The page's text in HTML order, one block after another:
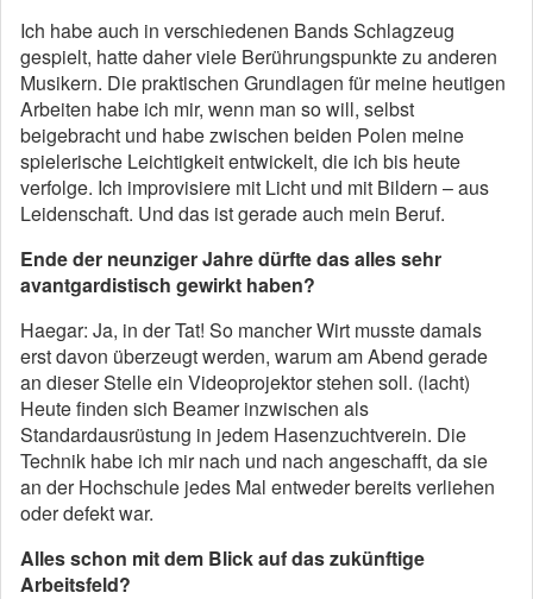
Ich habe auch in verschiedenen Bands Schlagzeug
gespielt, hatte daher viele Berührungspunkte zu anderen
Musikern. Die praktischen Grundlagen für meine heutigen
Arbeiten habe ich mir, wenn man so will, selbst
beigebracht und habe zwischen beiden Polen meine
spielerische Leichtigkeit entwickelt, die ich bis heute
verfolge. Ich improvisiere mit Licht und mit Bildern – aus
Leidenschaft. Und das ist gerade auch mein Beruf.
Ende der neunziger Jahre dürfte das alles sehr
avantgardistisch gewirkt haben?
Haegar: Ja, in der Tat! So mancher Wirt musste damals
erst davon überzeugt werden, warum am Abend gerade
an dieser Stelle ein Videoprojektor stehen soll. (lacht)
Heute finden sich Beamer inzwischen als
Standardausrüstung in jedem Hasenzuchtverein. Die
Technik habe ich mir nach und nach angeschafft, da sie
an der Hochschule jedes Mal entweder bereits verliehen
oder defekt war.
Alles schon mit dem Blick auf das zukünftige
Arbeitsfeld?